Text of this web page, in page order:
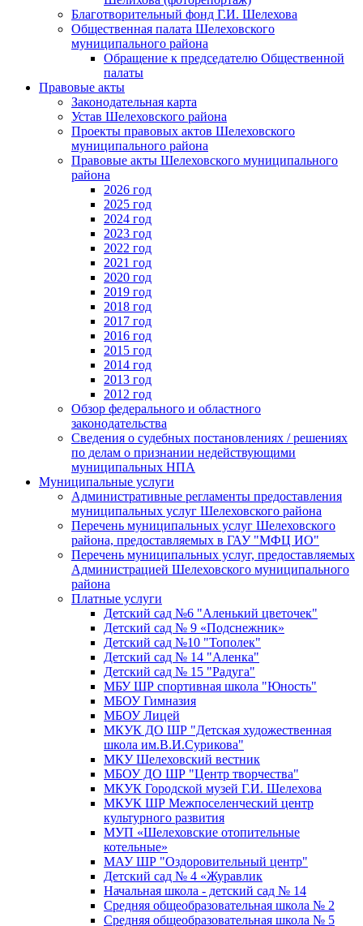
Благотворительный фонд Г.И. Шелехова
Общественная палата Шелеховского
муниципального района
Обращение к председателю Общественной
палаты
Правовые акты
Законодательная карта
Устав Шелеховского района
Проекты правовых актов Шелеховского
муниципального района
Правовые акты Шелеховского муниципального
района
2026 год
2025 год
2024 год
2023 год
2022 год
2021 год
2020 год
2019 год
2018 год
2017 год
2016 год
2015 год
2014 год
2013 год
2012 год
Обзор федерального и областного
законодательства
Сведения о судебных постановлениях / решениях
по делам о признании недействующими
муниципальных НПА
Муниципальные услуги
Административные регламенты предоставления
муниципальных услуг Шелеховского района
Перечень муниципальных услуг Шелеховского
района, предоставляемых в ГАУ "МФЦ ИО"
Перечень муниципальных услуг, предоставляемых
Администрацией Шелеховского муниципального
района
Платные услуги
Детский сад №6 "Аленький цветочек"
Детский сад № 9 «Подснежник»
Детский сад №10 "Тополек"
Детский сад № 14 "Аленка"
Детский сад № 15 "Радуга"
МБУ ШР спортивная школа "Юность"
МБОУ Гимназия
МБОУ Лицей
МКУК ДО ШР "Детская художественная
школа им.В.И.Сурикова"
МКУ Шелеховский вестник
МБОУ ДО ШР "Центр творчества"
МКУК Городской музей Г.И. Шелехова
МКУК ШР Межпоселенческий центр
культурного развития
МУП «Шелеховские отопительные
котельные»
МАУ ШР "Оздоровительный центр"
Детский сад № 4 «Журавлик
Начальная школа - детский сад № 14
Средняя общеобразовательная школа № 2
Средняя общеобразовательная школа № 5